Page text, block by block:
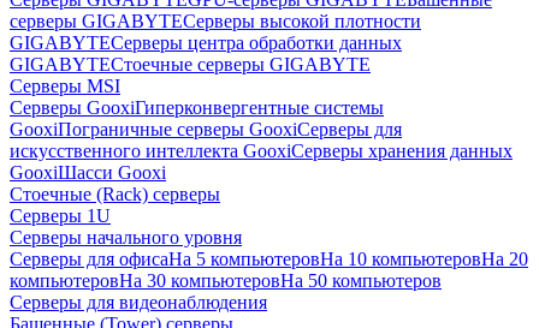
серверы GIGABYTEСерверы высокой плотности
GIGABYTEСерверы центра обработки данных
GIGABYTEСтоечные серверы GIGABYTE
Серверы MSI
Серверы GooxiГиперконвергентные системы
GooxiПограничные серверы GooxiСерверы для
искусственного интеллекта GooxiСерверы хранения данных
GooxiШасси Gooxi
Стоечные (Rack) серверы
Серверы 1U
Серверы начального уровня
Серверы для офисаНа 5 компьютеровНа 10 компьютеровНа 20
компьютеровНа 30 компьютеровНа 50 компьютеров
Серверы для видеонаблюдения
Башенные (Tower) серверы